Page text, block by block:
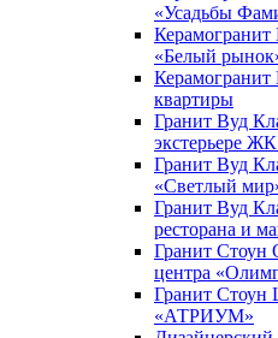
«Усадьбы
«Белый
Керамогранит
квартиры
Гранит Вуд
экстерьере
Гранит Вуд
«Светлый
Гранит Вуд
ресторана и
Гранит Стоун
центра
Гранит Стоун
«АТРИУМ»